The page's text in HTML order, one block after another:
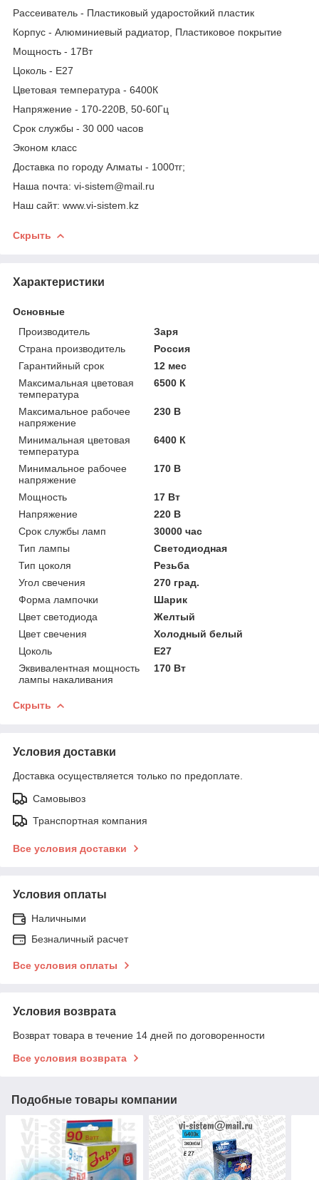
Рассеиватель - Пластиковый ударостойкий пластик
Корпус - Алюминиевый радиатор, Пластиковое покрытие
Мощность - 17Вт
Цоколь - Е27
Цветовая температура - 6400К
Напряжение - 170-220В, 50-60Гц
Срок службы - 30 000 часов
Эконом класс
Доставка по городу Алматы - 1000тг;
Наша почта: vi-sistem@mail.ru
Наш сайт: www.vi-sistem.kz
Скрыть
Характеристики
Основные
Производитель
Заря
Страна производитель
Россия
Гарантийный срок
12 мес
Максимальная цветовая
температура
6500 К
Максимальное рабочее
напряжение
230 В
Минимальная цветовая
температура
6400 К
Минимальное рабочее
напряжение
170 В
Мощность
17 Вт
Напряжение
220 В
Срок службы ламп
30000 час
Тип лампы
Светодиодная
Тип цоколя
Резьба
Угол свечения
270 град.
Форма лампочки
Шарик
Цвет светодиода
Желтый
Цвет свечения
Холодный белый
Цоколь
E27
Эквивалентная мощность
лампы накаливания
170 Вт
Скрыть
Условия доставки
Доставка осуществляется только по предоплате.
Самовывоз
Транспортная компания
Все условия доставки
Условия оплаты
Наличными
Безналичный расчет
Все условия оплаты
Условия возврата
Возврат товара в течение 14 дней по договоренности
Все условия возврата
Подобные товары компании